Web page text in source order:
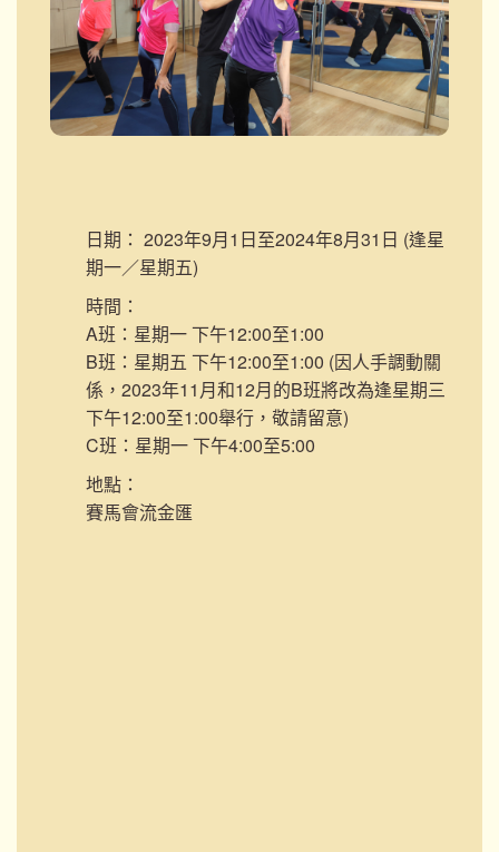
日期： 2023年9月1日至2024年8月31日 (逢星
期一／星期五)
時間：
A班：星期一 下午12:00至1:00
B班：星期五 下午12:00至1:00 (因人手調動關
係，2023年11月和12月的B班將改為逢星期三
下午12:00至1:00舉行，敬請留意)
C班：星期一 下午4:00至5:00
地點：
賽馬會流金匯